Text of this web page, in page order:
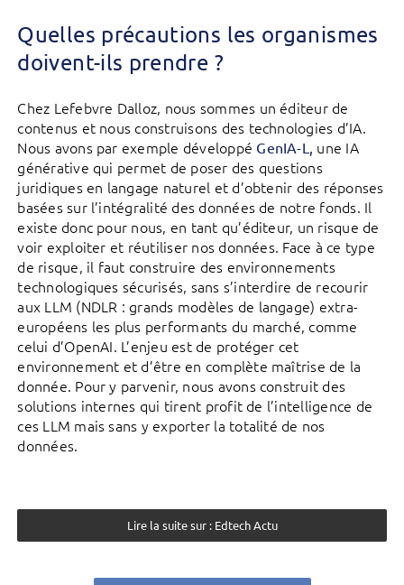
Quelles précautions les organismes
doivent-ils prendre ?
Chez Lefebvre Dalloz, nous sommes un éditeur de
contenus et nous construisons des technologies d’IA.
Nous avons par exemple développé GenIA-L, une IA
générative qui permet de poser des questions
juridiques en langage naturel et d’obtenir des réponses
basées sur l’intégralité des données de notre fonds. Il
existe donc pour nous, en tant qu’éditeur, un risque de
voir exploiter et réutiliser nos données. Face à ce type
de risque, il faut construire des environnements
technologiques sécurisés, sans s’interdire de recourir
aux LLM (NDLR : grands modèles de langage) extra-
européens les plus performants du marché, comme
celui d’OpenAI. L’enjeu est de protéger cet
environnement et d’être en complète maîtrise de la
donnée. Pour y parvenir, nous avons construit des
solutions internes qui tirent profit de l’intelligence de
ces LLM mais sans y exporter la totalité de nos
données.
Lire la suite sur : Edtech Actu